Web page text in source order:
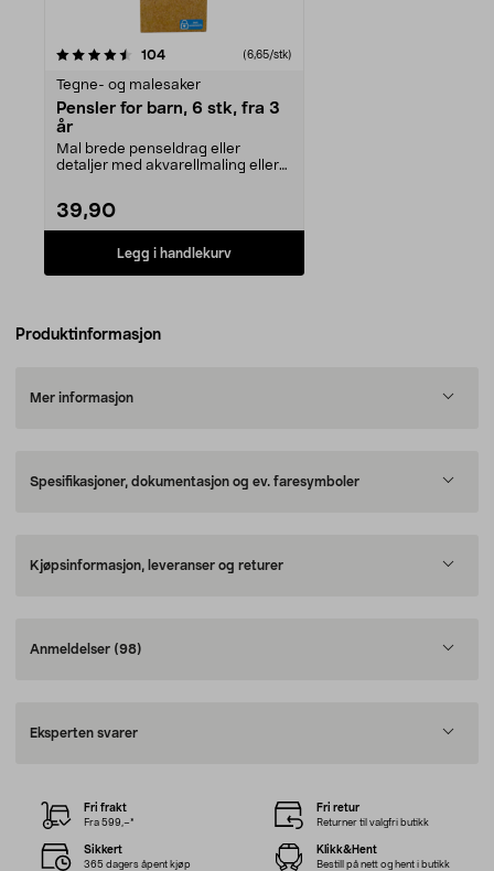
104anmeldelser (6,65/stk)
Tegne- og malesaker
Pensler for barn, 6 stk, fra 3
år
Mal brede penseldrag eller
detaljer med akvarellmaling eller
39,90
Legg i handlekurv
Produktinformasjon
Mer informasjon
Spesifikasjoner, dokumentasjon og ev. faresymboler
Kjøpsinformasjon, leveranser og returer
Anmeldelser (98)
Eksperten svarer
Fri frakt
Fra 599,–*
Fri retur
Returner til valgfri butikk
Sikkert
365 dagers åpent kjøp
Klikk&Hent
Bestill på nett og hent i butikk